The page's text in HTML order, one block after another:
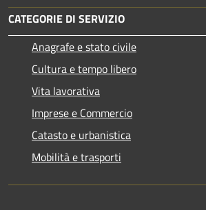
CATEGORIE DI SERVIZIO
Anagrafe e stato civile
Cultura e tempo libero
Vita lavorativa
Imprese e Commercio
Catasto e urbanistica
Mobilità e trasporti